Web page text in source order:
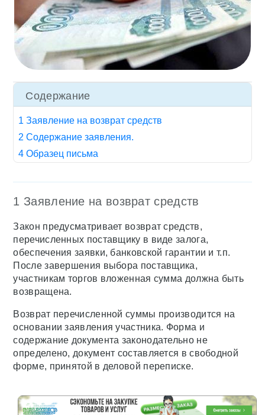
Содержание
1 Заявление на возврат средств
2 Содержание заявления.
4 Образец письма
1 Заявление на возврат средств
Закон предусматривает возврат средств,
перечисленных поставщику в виде залога,
обеспечения заявки, банковской гарантии и т.п.
После завершения выбора поставщика,
участникам торгов вложенная сумма должна быть
возвращена.
Возврат перечисленной суммы производится на
основании заявления участника. Форма и
содержание документа законодательно не
определено, документ составляется в свободной
форме, принятой в деловой переписке.